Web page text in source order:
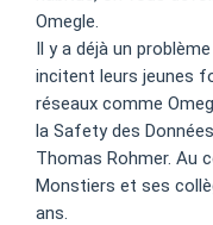
Omegle.
Il y a déjà un
incitent leurs jeunes
réseaux comme
la Safety des
Thomas Rohmer. Au
Monstiers et ses
ans.